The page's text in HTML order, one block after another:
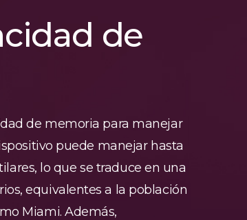
de
de memoria para manejar
puede manejar hasta
lo que se traduce en una
equivalentes a la población
Miami. Además,